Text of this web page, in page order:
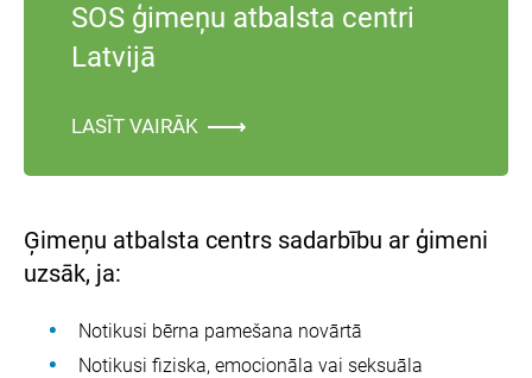
SOS ģimeņu atbalsta centri
Latvijā
LASĪT VAIRĀK
Ģimeņu atbalsta centrs sadarbību ar ģimeni
uzsāk, ja:
Notikusi bērna pamešana novārtā
Notikusi fiziska, emocionāla vai seksuāla